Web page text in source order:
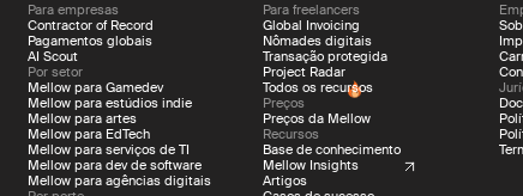
Para empresas
Contractor of Record
Pagamentos globais
AI Scout
Por setor
Mellow para Gamedev
Mellow para estúdios indie
Mellow para artes
Mellow para EdTech
Mellow para serviços de TI
Mellow para dev de software
Mellow para agências digitais
Para freelancers
Global Invoicing
Nômades digitais
Transação protegida
Project Radar
Todos os recursos
Preços
Preços da Mellow
Recursos
Base de conhecimento
Mellow Insights
Artigos